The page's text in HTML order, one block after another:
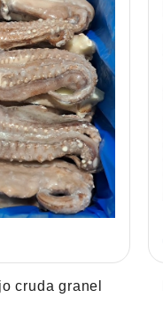
cruda granel